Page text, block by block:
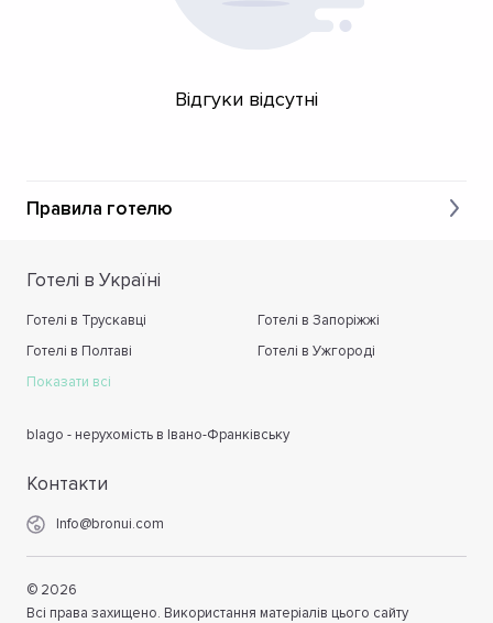
Відгуки відсутні
Правила готелю
Готелі в Україні
Готелі в Трускавці
Готелі в Запоріжжі
Готелі в Полтаві
Готелі в Ужгороді
Показати всі
blago - нерухомість в Івано-Франківську
Контакти
Info@bronui.com
© 2026
Всі права захищено. Використання матеріалів цього сайту